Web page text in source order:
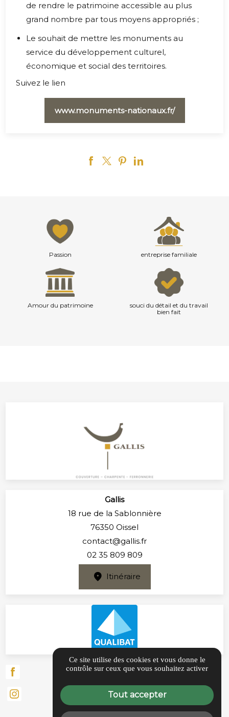
de rendre le patrimoine accessible au plus
grand nombre par tous moyens appropriés ;
Le souhait de mettre les monuments au
service du développement culturel,
économique et social des territoires.
Suivez le lien
www.monuments-nationaux.fr/
Passion entreprise familiale
Amour du patrimoine
souci du détail et du travail
bien fait
Gallis
18 rue de la Sablonnière
76350 Oissel
contact@gallis.fr
02 35 809 809
Itinéraire
Ce site utilise des cookies et vous donne le
contrôle sur ceux que vous souhaitez activer
Tout accepter